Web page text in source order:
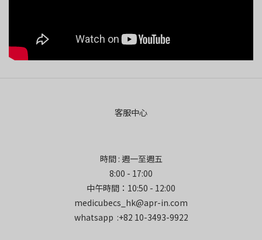
客服中心
時間 : 週一至週五
8:00 - 17:00
中午時間：10:50 - 12:00
medicubecs_hk@apr-in.com
whatsapp :+82 10-3493-9922